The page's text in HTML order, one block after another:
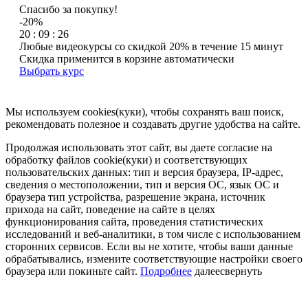
Спасибо за покупку!
-20%
20 : 09 : 26
Любые видеокурсы со скидкой 20% в течение 15 минут
Скидка применится в корзине автоматически
Выбрать курс
Мы используем cookies(куки), чтобы сохранять ваш поиск,
рекомендовать полезное и создавать другие удобства на сайте.
Продолжая использовать этот сайт, вы даете согласие на
обработку файлов cookie(куки) и соответствующих
пользовательских данных: тип и версия браузера, IP-адрес,
сведения о местоположении, тип и версия ОС, язык ОС и
браузера тип устройства, разрешение экрана, источник
прихода на сайт, поведение на сайте в целях
функционирования сайта, проведения статистических
исследований и веб-аналитики, в том числе с использованием
сторонних сервисов. Если вы не хотите, чтобы ваши данные
обрабатывались, измените соответствующие настройки своего
браузера или покиньте сайт. Подробнее далеесвернуть